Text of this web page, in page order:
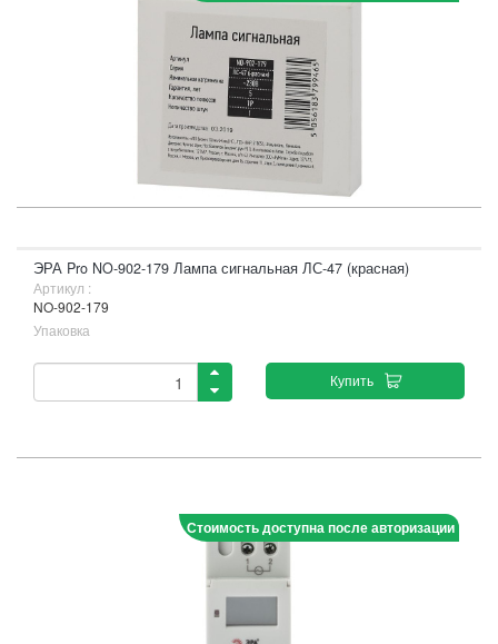
ЭРА Pro NO-902-179 Лампа сигнальная ЛС-47 (красная)
Артикул :
NO-902-179
Упаковка
Купить
Стоимость доступна после авторизации